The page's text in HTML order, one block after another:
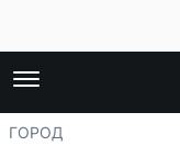
ГОРОД